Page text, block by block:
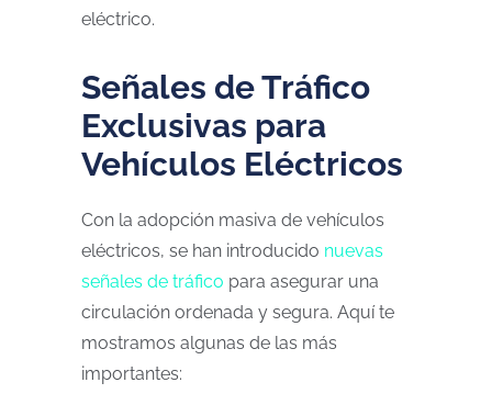
eléctrico.
Señales de Tráfico
Exclusivas para
Vehículos Eléctricos
Con la adopción masiva de vehículos
eléctricos, se han introducido nuevas
señales de tráfico para asegurar una
circulación ordenada y segura. Aquí te
mostramos algunas de las más
importantes: